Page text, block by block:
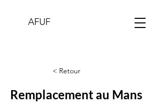
AFUF
< Retour
Remplacement au Mans